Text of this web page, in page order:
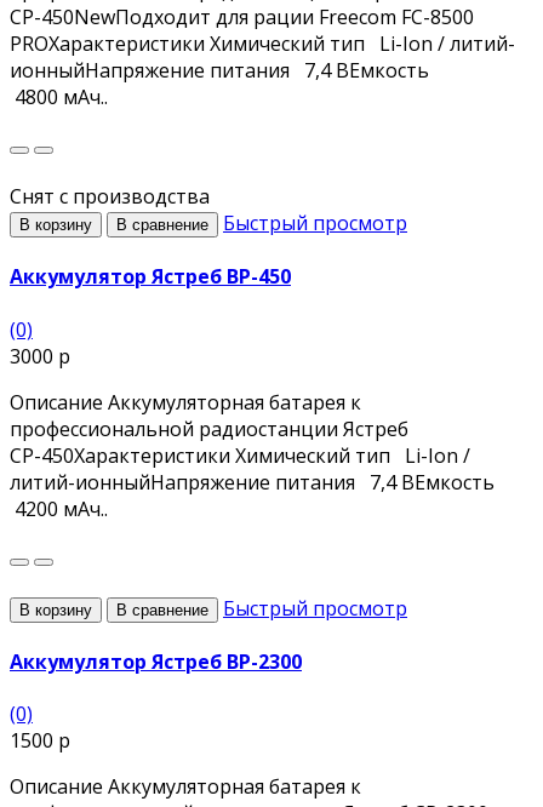
СР-450NewПодходит для рации Freecom FC-8500
PROХарактеристики Химический тип Li-Ion / литий-
ионныйНапряжение питания 7,4 ВЕмкость
4800 мАч..
Снят с производства
В корзину В сравнение Быстрый просмотр
Аккумулятор Ястреб BP-450
(0)
3000 р
Описание Аккумуляторная батарея к
профессиональной радиостанции Ястреб
СР-450Характеристики Химический тип Li-Ion /
литий-ионныйНапряжение питания 7,4 ВЕмкость
4200 мАч..
В корзину В сравнение Быстрый просмотр
Аккумулятор Ястреб BP-2300
(0)
1500 р
Описание Аккумуляторная батарея к